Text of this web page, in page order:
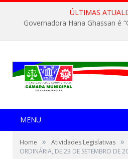
ÚLTIMAS
Governadora Hana Ghassan é
MENU
Home » Atividades Legislativas »
ORDINÁRIA, DE 23 DE SETEMBRO DE